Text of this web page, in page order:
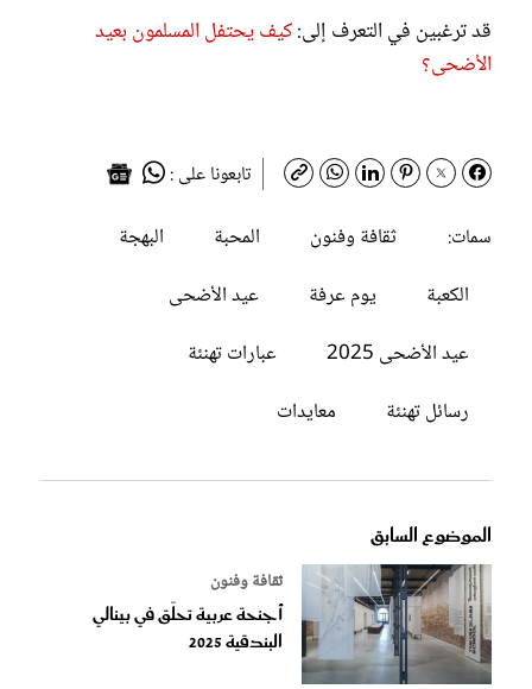
قد ترغبين في التعرف إلى:كيف يحتفل المسلمون بعيد
الأضحى؟
تابعونا على :
سمات:
ثقافة وفنون المحبة
البهجة
الكعبة
يوم عرفة
عيد الأضحى
عيد الأضحى 2025
عبارات تهنئة
رسائل تهنئة
معايدات
الموضوع السابق
ثقافة وفنون
أجنحة عربية تحلّق في بينالي
البندقية 2025